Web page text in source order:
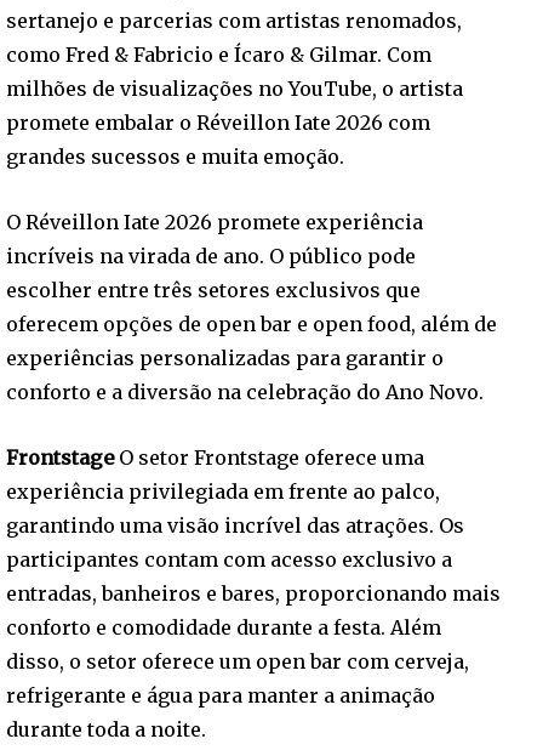
sertanejo e parcerias com artistas renomados,
como Fred & Fabricio e Ícaro & Gilmar. Com
milhões de visualizações no YouTube, o artista
promete embalar o Réveillon Iate 2026 com
grandes sucessos e muita emoção.
O Réveillon Iate 2026 promete experiência
incríveis na virada de ano. O público pode
escolher entre três setores exclusivos que
oferecem opções de open bar e open food, além de
experiências personalizadas para garantir o
conforto e a diversão na celebração do Ano Novo.
FrontstageO setor Frontstage oferece uma
experiência privilegiada em frente ao palco,
garantindo uma visão incrível das atrações. Os
participantes contam com acesso exclusivo a
entradas, banheiros e bares, proporcionando mais
conforto e comodidade durante a festa. Além
disso, o setor oferece um open bar com cerveja,
refrigerante e água para manter a animação
durante toda a noite.